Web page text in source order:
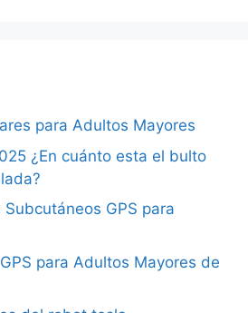
para Adultos Mayores
¿En cuánto esta el bulto
Subcutáneos GPS para
para Adultos Mayores de